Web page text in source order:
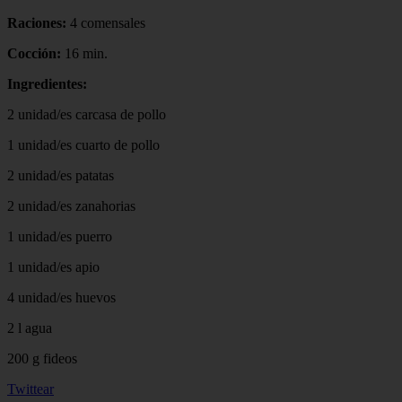
Raciones: 4 comensales
Cocción: 16 min.
Ingredientes:
2 unidad/es carcasa de pollo
1 unidad/es cuarto de pollo
2 unidad/es patatas
2 unidad/es zanahorias
1 unidad/es puerro
1 unidad/es apio
4 unidad/es huevos
2 l agua
200 g fideos
Twittear